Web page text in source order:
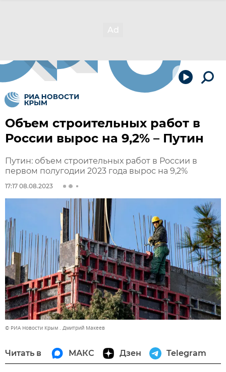
Объем строительных работ в
России вырос на 9,2% – Путин
Путин: объем строительных работ в России в
первом полугодии 2023 года вырос на 9,2%
17:17 08.08.2023
© РИА Новости Крым . Дмитрий Макеев
Читать в МАКС Дзен Telegram